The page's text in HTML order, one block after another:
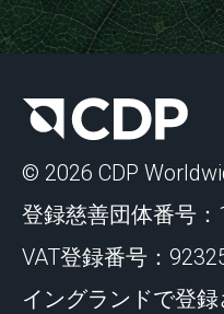
© 2026 CDP
登録慈善団体番号：
VAT登録番号：
イングランドで登